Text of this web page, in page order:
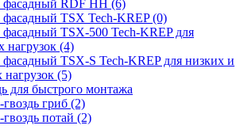
фасадный RDF НН (6)
TSX Tech-KREP(0)
TSX-500 Tech-KREP для
нагрузок (4)
TSX-S Tech-KREP для низких и
нагрузок (5)
для быстрого монтажа
гриб (2)
потай (2)